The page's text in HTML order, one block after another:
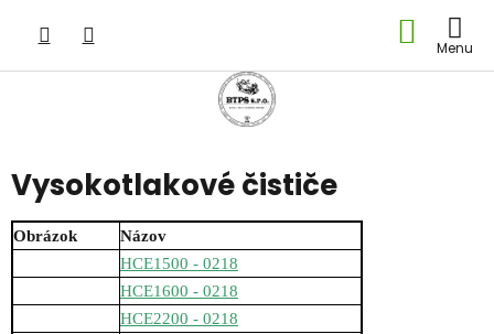
obsah
KOŠÍK
Vysokotlakové čističe
Obrázok
Názov
HCE1500 - 0218
HCE1600 - 0218
HCE2200 - 0218